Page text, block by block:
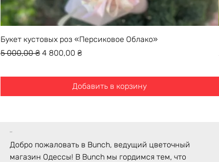
Букет кустовых роз «Персиковое Облако»
Обычная цена
5 000,00 ₴ Цена со скидкой
4 800,00 ₴
Добавить в корзину
bunch
Добро пожаловать в Bunch, ведущий цветочный
магазин Одессы! В Bunch мы гордимся тем, что